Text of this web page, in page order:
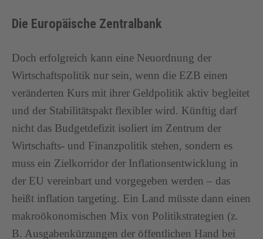
Die Europäische Zentralbank
Doch erfolgreich kann eine Neuordnung der
Wirtschaftspolitik nur sein, wenn die EZB einen
veränderten Kurs mit ihrer Geldpolitik aktiv begleitet
und der Stabilitätspakt flexibler wird. Künftig darf
nicht das Budgetdefizit isoliert im Zentrum der
Wirtschafts- und Finanzpolitik stehen, sondern es
muss ein Zielkorridor der Inflationsentwicklung in
der EU vereinbart und vorgegeben werden – das
heißt inflation targeting. Ein Land müsste dann einen
makroökonomischen Mix von Politikstrategien (z.
B. Ausgabenkürzungen der öffentlichen Hand bei